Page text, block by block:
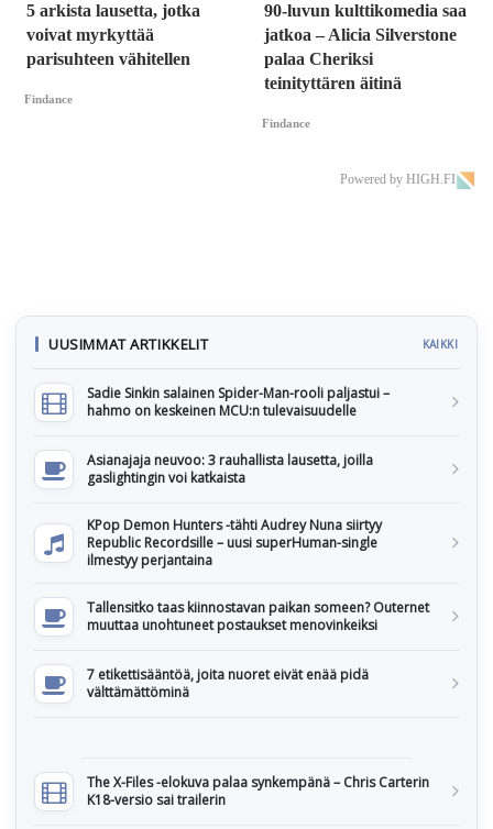
5 arkista lausetta, jotka
voivat myrkyttää
parisuhteen vähitellen
Findance
90-luvun kulttikomedia saa
jatkoa – Alicia Silverstone
palaa Cheriksi
teinityttären äitinä
Findance
Powered by HIGH.FI
UUSIMMAT ARTIKKELIT KAIKKI
Sadie Sinkin salainen Spider-Man-rooli paljastui –
hahmo on keskeinen MCU:n tulevaisuudelle
Asianajaja neuvoo: 3 rauhallista lausetta, joilla
gaslightingin voi katkaista
KPop Demon Hunters -tähti Audrey Nuna siirtyy
Republic Recordsille – uusi superHuman-single
ilmestyy perjantaina
Tallensitko taas kiinnostavan paikan someen? Outernet
muuttaa unohtuneet postaukset menovinkeiksi
7 etikettisääntöä, joita nuoret eivät enää pidä
välttämättöminä
The X-Files -elokuva palaa synkempänä – Chris Carterin
K18-versio sai trailerin